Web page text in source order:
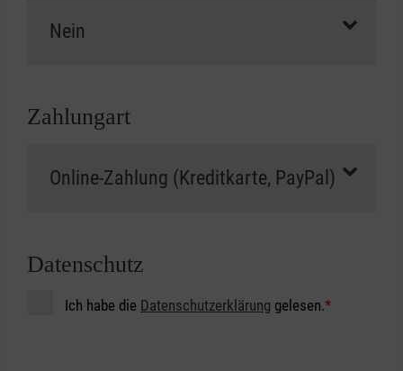
Zahlungart
Datenschutz
Ich habe die Datenschutzerklärung gelesen.*